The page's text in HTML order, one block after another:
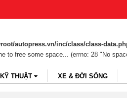
autopress.vn/inc/class/class-
to free some space... (errno: 28 "No
THUẬT XE & ĐỜI SỐNG